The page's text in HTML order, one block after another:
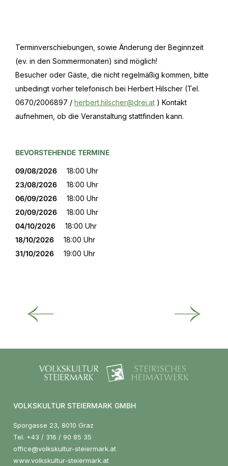
Terminverschiebungen, sowie Änderung der Beginnzeit
(ev. in den Sommermonaten) sind möglich!
Besucher oder Gäste, die nicht regelmäßig kommen, bitte
unbedingt vorher telefonisch bei Herbert Hilscher (Tel.
0670/2006897 / herbert.hilscher@drei.at ) Kontakt
aufnehmen, ob die Veranstaltung stattfinden kann.
BEVORSTEHENDE TERMINE
09/08/2026
18:00 Uhr
23/08/2026
18:00 Uhr
06/09/2026
18:00 Uhr
20/09/2026
18:00 Uhr
04/10/2026
18:00 Uhr
18/10/2026
18:00 Uhr
31/10/2026
19:00 Uhr
VOLKSKULTUR STEIERMARK GMBH
Sporgasse 23, 8010 Graz
Tel. +43 / 316 / 90 85 35
office@volkskultur-steiermark.at
www.volkskultur-steiermark.at